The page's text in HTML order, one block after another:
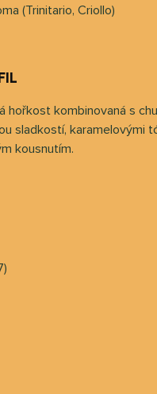
(Trinitario, Criollo)
hořkost kombinovaná s
sladkostí, karamelovými
kousnutím.